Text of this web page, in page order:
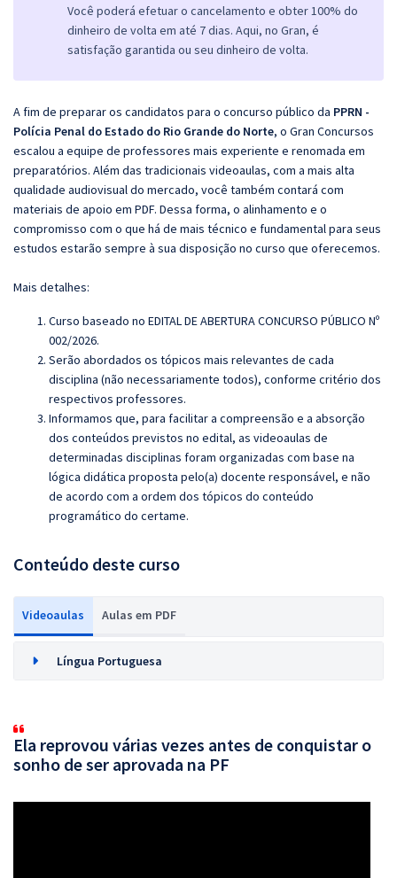
Você poderá efetuar o cancelamento e obter 100% do
dinheiro de volta em até 7 dias. Aqui, no Gran, é
satisfação garantida ou seu dinheiro de volta.
A fim de preparar os candidatos para o concurso público da PPRN -
Polícia Penal do Estado do Rio Grande do Norte, o Gran Concursos
escalou a equipe de professores mais experiente e renomada em
preparatórios. Além das tradicionais videoaulas, com a mais alta
qualidade audiovisual do mercado, você também contará com
materiais de apoio em PDF. Dessa forma, o alinhamento e o
compromisso com o que há de mais técnico e fundamental para seus
estudos estarão sempre à sua disposição no curso que oferecemos.
Mais detalhes:
Curso baseado no EDITAL DE ABERTURA CONCURSO PÚBLICO Nº
002/2026.
Serão abordados os tópicos mais relevantes de cada
disciplina (não necessariamente todos), conforme critério dos
respectivos professores.
Informamos que, para facilitar a compreensão e a absorção
dos conteúdos previstos no edital, as videoaulas de
determinadas disciplinas foram organizadas com base na
lógica didática proposta pelo(a) docente responsável, e não
de acordo com a ordem dos tópicos do conteúdo
programático do certame.
Conteúdo deste curso
Videoaulas Aulas em PDF
Língua Portuguesa
Ela reprovou várias vezes antes de conquistar o
sonho de ser aprovada na PF